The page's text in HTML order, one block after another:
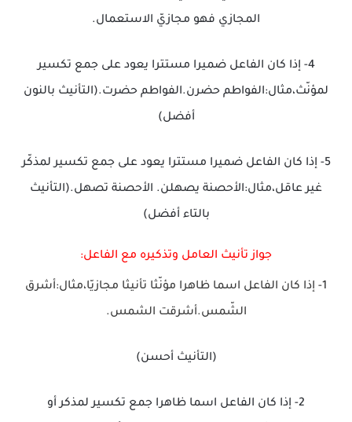
المجازي فهو مجازيّ الاستعمال.
4- إذا كان الفاعل ضميرا مستترا يعود على جمع تكسير
لمؤنّث،مثال:الفواطم حضرن.الفواطم حضرت.(التأنيث بالنون
أفضل)
5- إذا كان الفاعل ضميرا مستترا يعود على جمع تكسير لمذكّر
غير عاقل،مثال:الأحصنة يصهلن. الأحصنة تصهل.(التأنيث
بالتاء أفضل)
جواز تأنيث العامل وتذكيره مع الفاعل:
1- إذا كان الفاعل اسما ظاهرا مؤنّثا تأنيثا مجازيّا،مثال:أشرق
الشّمس.أشرقت الشمس.
(التأنيث أحسن)
2- إذا كان الفاعل اسما ظاهرا جمع تكسير لمذكر أو